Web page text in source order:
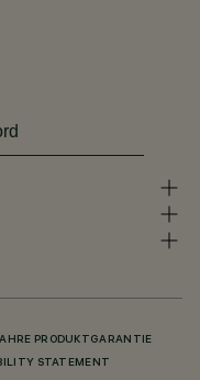
PRODUKTGARANTIE
STATEMENT